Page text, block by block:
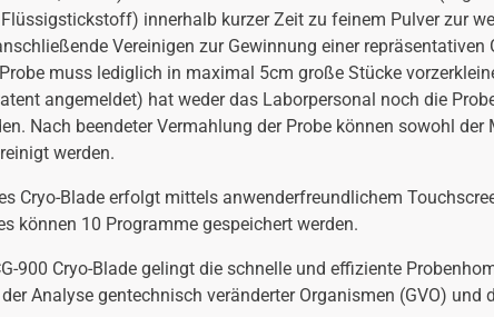
innerhalb kurzer Zeit zu feinem Pulver zur
Vereinigen zur Gewinnung einer
muss lediglich in maximal 5cm große Stücke
angemeldet) hat weder das Laborpersonal noch die
Nach beendeter Vermahlung der Probe können sowohl
werden.
Cryo-Blade erfolgt mittels anwenderfreundlichem
können 10 Programme gespeichert werden.
900 Cryo-Blade gelingt die schnelle und effiziente
Analyse gentechnisch veränderter Organismen (GVO) und